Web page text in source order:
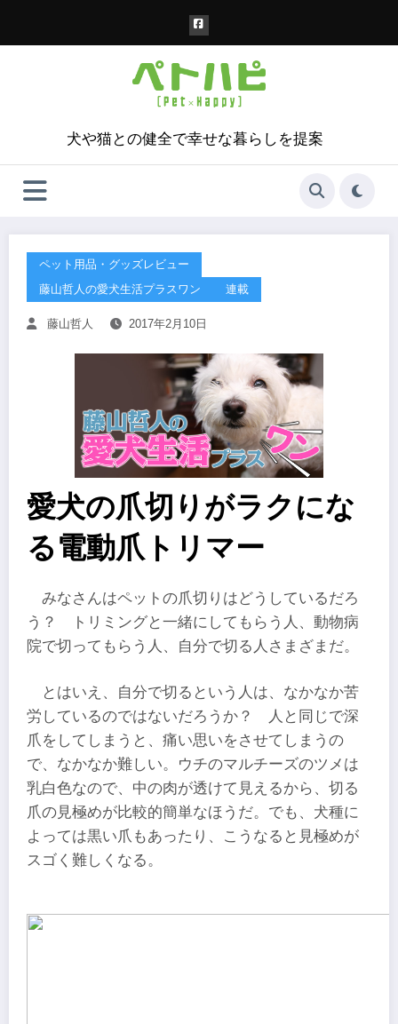
犬や猫との健全で幸せな暮らしを提案
ペット用品・グッズレビュー
藤山哲人の愛犬生活プラスワン
連載
藤山哲人 2017年2月10日
愛犬の爪切りがラクにな
る電動爪トリマー
みなさんはペットの爪切りはどうしているだろ
う？ トリミングと一緒にしてもらう人、動物病
院で切ってもらう人、自分で切る人さまざまだ。
とはいえ、自分で切るという人は、なかなか苦
労しているのではないだろうか？ 人と同じで深
爪をしてしまうと、痛い思いをさせてしまうの
で、なかなか難しい。ウチのマルチーズのツメは
乳白色なので、中の肉が透けて見えるから、切る
爪の見極めが比較的簡単なほうだ。でも、犬種に
よっては黒い爪もあったり、こうなると見極めが
スゴく難しくなる。